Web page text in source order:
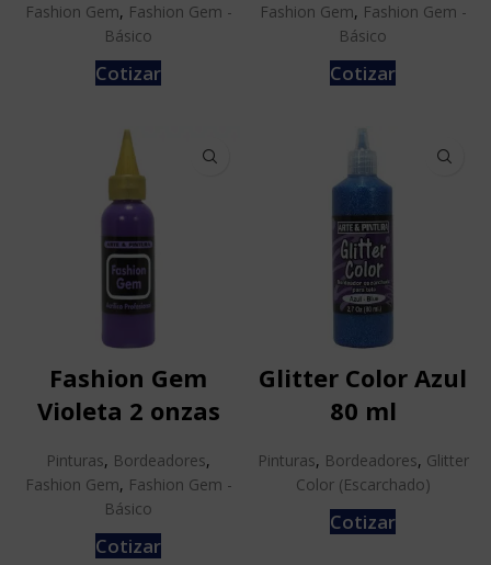
Fashion Gem, Fashion Gem -
Básico
Cotizar
Fashion Gem, Fashion Gem -
Básico
Cotizar
Fashion Gem
Violeta 2 onzas
Pinturas, Bordeadores,
Fashion Gem, Fashion Gem -
Básico
Cotizar
Glitter Color Azul
80 ml
Pinturas, Bordeadores, Glitter
Color (Escarchado)
Cotizar